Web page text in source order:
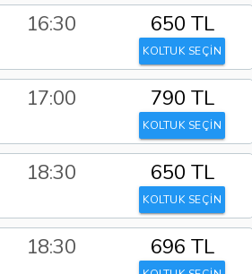
16:30 650 TL
KOLTUK SEÇİN
17:00 790 TL
KOLTUK SEÇİN
18:30 650 TL
KOLTUK SEÇİN
18:30 696 TL